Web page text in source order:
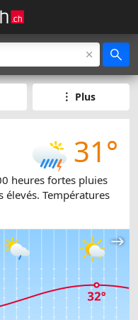
Plus
31°
heures fortes pluies
élevés. Températures